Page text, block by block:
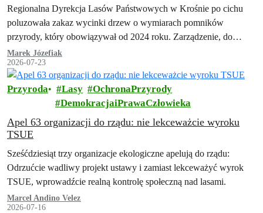
Regionalna Dyrekcja Lasów Państwowych w Krośnie po cichu
poluzowała zakaz wycinki drzew o wymiarach pomników
przyrody, który obowiązywał od 2024 roku. Zarządzenie, do
którego dotarła Inicjatywa Dzikie Karpaty, przewiduje szeroki…
Marek Józefiak
2026-07-23
Przyroda Lasy
OchronaPrzyrody
DemokracjaiPrawaCzłowieka
Apel 63 organizacji do rządu: nie lekceważcie wyroku
TSUE
Sześćdziesiąt trzy organizacje ekologiczne apelują do rządu:
Odrzućcie wadliwy projekt ustawy i zamiast lekceważyć wyrok
TSUE, wprowadźcie realną kontrolę społeczną nad lasami.
Marcel Andino Velez
2026-07-16